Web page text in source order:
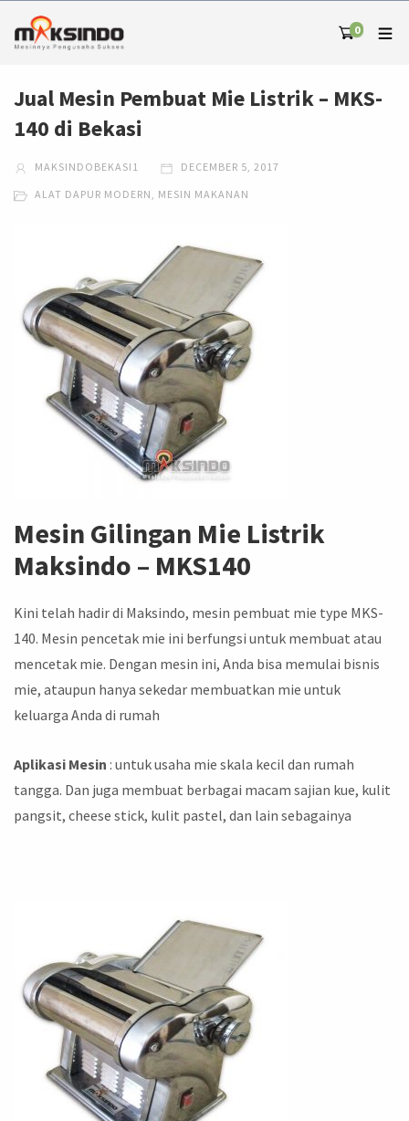
0
Jual Mesin Pembuat Mie Listrik – MKS-
140 di Bekasi
MAKSINDOBEKASI1 DECEMBER 5, 2017
ALAT DAPUR MODERN, MESIN MAKANAN
Mesin Gilingan Mie Listrik
Maksindo – MKS140
Kini telah hadir di Maksindo, mesin pembuat mie type MKS-
140. Mesin pencetak mie ini berfungsi untuk membuat atau
mencetak mie. Dengan mesin ini, Anda bisa memulai bisnis
mie, ataupun hanya sekedar membuatkan mie untuk
keluarga Anda di rumah
Aplikasi Mesin : untuk usaha mie skala kecil dan rumah
tangga. Dan juga membuat berbagai macam sajian kue, kulit
pangsit, cheese stick, kulit pastel, dan lain sebagainya